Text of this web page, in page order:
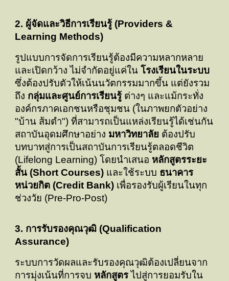
2. ผู้จัดและวิธีการเรียนรู้ (Providers &
Learning Methods)
รูปแบบการจัดการเรียนรู้ต้องมีความหลากหลาย
และเปิดกว้าง ไม่จำกัดอยู่แค่ในโรงเรียนในระบบ
ซึ่งต้องปรับตัวให้เน้นนวัตกรรมมากขึ้น แต่ยังรวม
ถึง กลุ่มและศูนย์การเรียนรู้ต่างๆ และแม้กระทั่ง
องค์กรภาคเอกชนหรือชุมชน (ในภาพยกตัวอย่าง
"บ้าน ส้มตำ") ที่สามารถเป็นแหล่งเรียนรู้ได้เช่นกัน
สถาบันอุดมศึกษาอย่าง มหาวิทยาลัย ต้องปรับ
บทบาทสู่การเป็นสถาบันการเรียนรู้ตลอดชีวิต
(Lifelong Learning) โดยนำเสนอ หลักสูตรระยะ
สั้น (Short Courses) และใช้ระบบ ธนาคาร
หน่วยกิต (Credit Bank) เพื่อรองรับผู้เรียนในทุก
ช่วงวัย (Pre-Pro-Post)
3. การรับรองคุณวุฒิ (Qualification
Assurance)
ระบบการวัดผลและรับรองคุณวุฒิต้องเปลี่ยนจาก
การมุ่งเน้นที่การจบ หลักสูตรไปสู่การยอมรับใน